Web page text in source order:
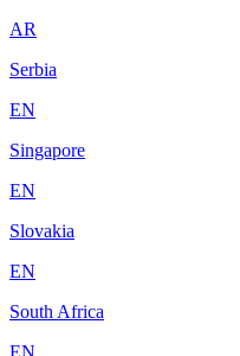
AR
Serbia
EN
Singapore
EN
Slovakia
EN
South Africa
EN